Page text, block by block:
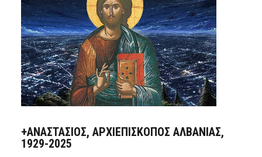
+ΑΝΑΣΤΆΣΙΟΣ, ΑΡΧΙΕΠΊΣΚΟΠΟΣ ΑΛΒΑΝΊΑΣ,
1929-2025